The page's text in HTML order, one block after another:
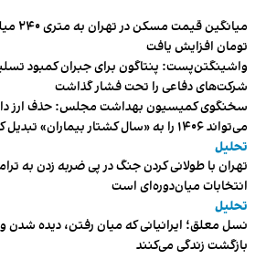
میانگین قیمت
تومان افزایش یافت
واشینگتن‌پست: پنتاگون برای جبران کمبود
شرکت‌های دفاعی را تحت فشار گذاشت
سخنگوی کمیسیون بهداشت مجلس: حذف ارز
می‌تواند ۱۴۰۶ را به «سال کشتار بیماران» تبدیل کند
تحلیل
تهران با طولانی کردن جنگ در پی ضربه زدن به
انتخابات میان‌دوره‌ای است
تحلیل
نسل معلق؛ ایرانیانی که میان رفتن، دیده شدن و
بازگشت زندگی می‌کنند